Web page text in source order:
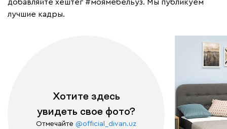
добавляйте хештег #моямебельуз. Мы публикуем
лучшие кадры.
Хотите здесь
увидеть свое фото?
Отмечайте @official_divan.uz